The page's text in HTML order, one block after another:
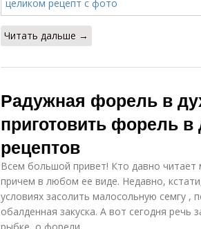
Читать дальше →
Радужная форель в
приготовить форель
рецептов
Всем большой привет! Кто давно
причем в любом ее виде. Недавно,
условиях засолить малосольную семгу ,
обалденная закуска. А вот сегодня речь